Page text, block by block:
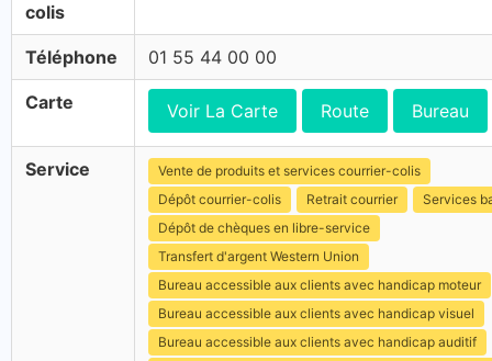
colis
Téléphone 01 55 44 00 00
Carte Voir La Carte Route Bureau
Service
Vente de produits et services courrier-colis
Dépôt courrier-colis
Retrait courrier
Services
Dépôt de chèques en libre-service
Transfert d'argent Western Union
Bureau accessible aux clients avec handicap moteur
Bureau accessible aux clients avec handicap visuel
Bureau accessible aux clients avec handicap auditif